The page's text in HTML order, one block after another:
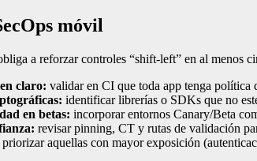
móvil
a reforzar controles “shift-left” en al menos
claro: validar en CI que toda app tenga política
identificar librerías o SDKs que no
en betas: incorporar entornos Canary/Beta
revisar pinning, CT y rutas de validación
priorizar aquellas con mayor exposición